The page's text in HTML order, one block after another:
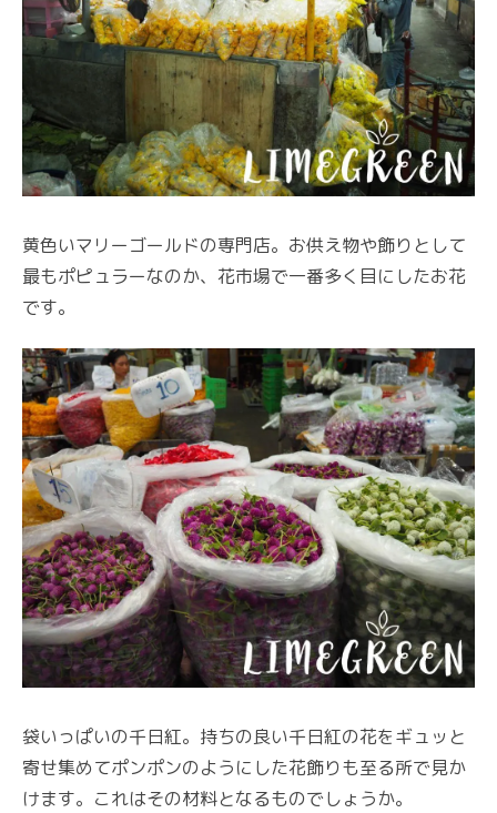
黄色いマリーゴールドの専門店。お供え物や飾りとして
最もポピュラーなのか、花市場で一番多く目にしたお花
です。
袋いっぱいの千日紅。持ちの良い千日紅の花をギュッと
寄せ集めてポンポンのようにした花飾りも至る所で見か
けます。これはその材料となるものでしょうか。